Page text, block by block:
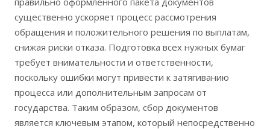
существенно ускоряет процесс рассмотрения
обращения и положительного решения по выплатам,
снижая риски отказа. Подготовка всех нужных бумаг
требует внимательности и ответственности,
поскольку ошибки могут привести к затягиванию
процесса или дополнительным запросам от
государства. Таким образом, сбор документов
является ключевым этапом, который непосредственно